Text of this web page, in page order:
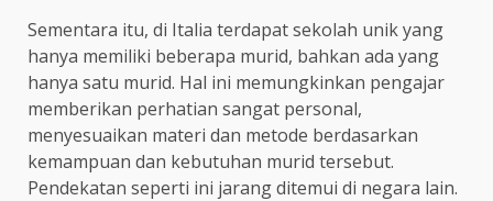
Sementara itu, di Italia terdapat sekolah unik yang
hanya memiliki beberapa murid, bahkan ada yang
hanya satu murid. Hal ini memungkinkan pengajar
memberikan perhatian sangat personal,
menyesuaikan materi dan metode berdasarkan
kemampuan dan kebutuhan murid tersebut.
Pendekatan seperti ini jarang ditemui di negara lain.